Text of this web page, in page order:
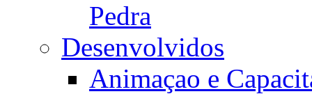
Pedra
Desenvolvidos
Animaçao e